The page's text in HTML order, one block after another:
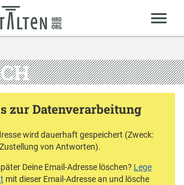
zur Datenverarbeitung
wird dauerhaft gespeichert (Zweck:
Zustellung von Antworten).
Deine Email-Adresse löschen? Lege
mit dieser Email-Adresse an und lösche